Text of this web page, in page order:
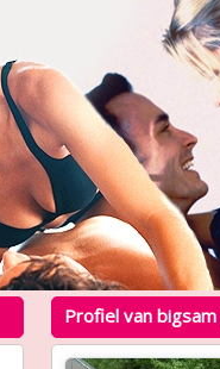
Profiel van